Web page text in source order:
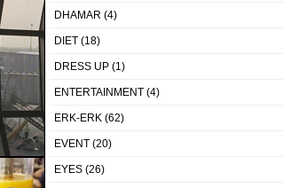
DHAMAR (4)
DIET (18)
DRESS UP (1)
ENTERTAINMENT (4)
ERK-ERK (62)
EVENT (20)
EYES (26)